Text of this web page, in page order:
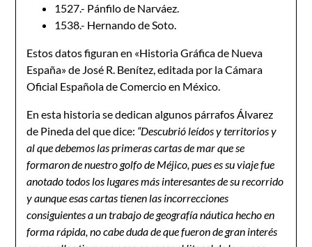
1527.- Pánfilo de Narváez.
1538.- Hernando de Soto.
Estos datos figuran en «Historia Gráfica de Nueva
España» de José R. Benítez, editada por la Cámara
Oficial Española de Comercio en México.
En esta historia se dedican algunos párrafos Álvarez
de Pineda del que dice: “Descubrió leídos y territorios y
al que debemos las primeras cartas de mar que se
formaron de nuestro golfo de Méjico, pues es su viaje fue
anotado todos los lugares más interesantes de su recorrido
y aunque esas cartas tienen las incorrecciones
consiguientes a un trabajo de geografía náutica hecho en
forma rápida, no cabe duda de que fueron de gran interés